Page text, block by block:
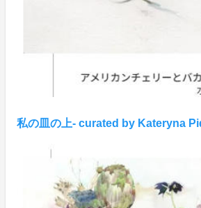
私の皿の上- curated by Kateryna